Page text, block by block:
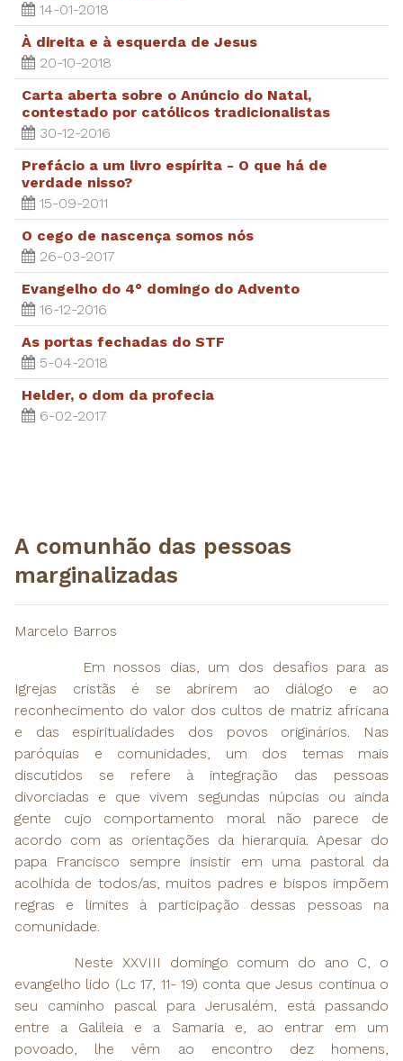
14-01-2018
À direita e à esquerda de Jesus
20-10-2018
Carta aberta sobre o Anúncio do Natal,
contestado por católicos tradicionalistas
30-12-2016
Prefácio a um livro espírita - O que há de
verdade nisso?
15-09-2011
O cego de nascença somos nós
26-03-2017
Evangelho do 4° domingo do Advento
16-12-2016
As portas fechadas do STF
5-04-2018
Helder, o dom da profecia
6-02-2017
A comunhão das pessoas
marginalizadas
Marcelo Barros
Em nossos dias, um dos desafios para as
Igrejas cristãs é se abrirem ao diálogo e ao
reconhecimento do valor dos cultos de matriz africana
e das espiritualidades dos povos originários. Nas
paróquias e comunidades, um dos temas mais
discutidos se refere à integração das pessoas
divorciadas e que vivem segundas núpcias ou ainda
gente cujo comportamento moral não parece de
acordo com as orientações da hierarquia. Apesar do
papa Francisco sempre insistir em uma pastoral da
acolhida de todos/as, muitos padres e bispos impõem
regras e limites à participação dessas pessoas na
comunidade.
Neste XXVIII domingo comum do ano C, o
evangelho lido (Lc 17, 11- 19) conta que Jesus continua o
seu caminho pascal para Jerusalém, está passando
entre a Galileia e a Samaria e, ao entrar em um
povoado, lhe vêm ao encontro dez homens,